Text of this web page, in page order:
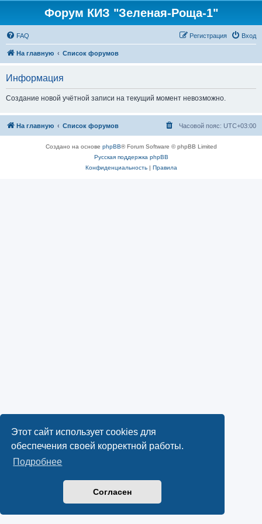
Этот сайт использует cookies для
обеспечения своей корректной работы.
Подробнее
Согласен
Форум КИЗ "Зеленая-Роща-1"
FAQ Вход
Регистрация
На главную Список форумов
Информация
Создание новой учётной записи на текущий момент невозможно.
На главную Список форумов Часовой пояс: UTC+03:00
Создано на основе phpBB® Forum Software © phpBB Limited
Русская поддержка phpBB
Конфиденциальность| Правила